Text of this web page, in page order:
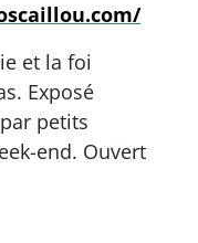
et la foi
Exposé
petits
end. Ouvert